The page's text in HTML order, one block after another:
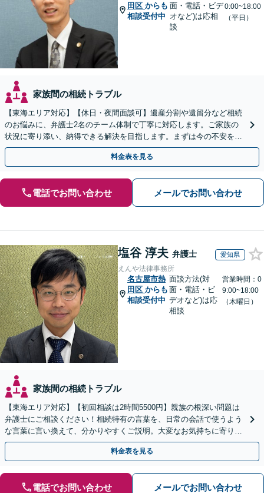
田区 からも
相談受付中
面・電話・ビデ
オなど)は応相
談
0:00~18:00
（平日）
家族間の相続トラブル
【東海エリア対応】【休日・夜間面談可】遺産分割や遺留分など相続
のお悩みに、弁護士2名のチーム体制で丁寧に対応します。ご家族の
状況に寄り添い、納得できる解決を目指します。まずは今の不安をお
聞かせください【メール・WEB相談可】
料金表を見る
電話でお問い合わせ メールでお問い合わせ
塩谷 淳夫 弁護士 愛知県
えんや法律事務所
名古屋市熱
田区 からも
相談受付中
面談方法(対
面・電話・ビ
デオなど)は応
相談
営業時間：0
9:00~18:00
（木曜日）
家族間の相続トラブル
【東海エリア対応】【初回相談は2時間5500円】親族の根深い問題は
弁護士にご相談ください！相続特有の言葉を、日常の会話で使うよう
な言葉に言い換えて、分かりやすくご説明。大変なお気持ちに寄り添
い、納得できる解決を目指します
料金表を見る
電話でお問い合わせ メールでお問い合わせ